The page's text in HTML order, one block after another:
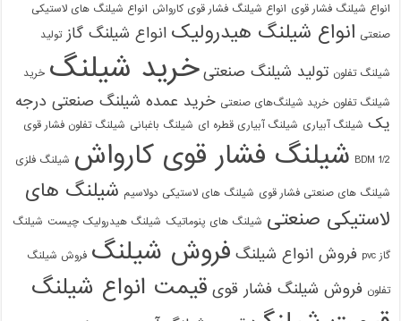
انواع شیلنگ فشار قوی انواع شیلنگ فشار قوی کارواش انواع شیلنگ های لاستیکی
صنعتی انواع شیلنگ هیدرولیک انواع شیلنگ گاز تولید
شیلنگ تفلون تولید شیلنگ صنعتی خرید شیلنگ خرید
شیلنگ تفلون خرید شیلنگ‌های صنعتی خرید عمده شیلنگ صنعتی درجه
یک شیلنگ آبیاری شیلنگ آبیاری قطره ای شیلنگ باغبانی شیلنگ تفلون فشار قوی
1/2 BDM شیلنگ فشار قوی کارواش شیلنگ فلزی
شیلنگ های صنعتی فشار قوی شیلنگ های لاستیکی دولاسیم شیلنگ های
لاستیکی صنعتی شیلنگ های پنوماتیک شیلنگ هیدرولیک چیست شیلنگ
گاز pvc فروش انواع شیلنگ فروش شیلنگ فروش شیلنگ
تفلون فروش شیلنگ فشار قوی قیمت انواع شیلنگ